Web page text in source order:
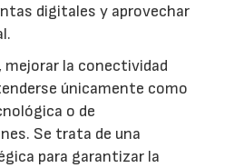
digitales y aprovechar
la conectividad
únicamente como
o de
Se trata de una
para garantizar la